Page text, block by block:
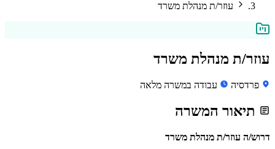
עוזר/ת מנהלת משרד
עוזר/ת מנהלת משרד
פרדסיה עבודה במשרה מלאה
תיאור המשרה
דרוש/ה עוזר/ת מנהלת משרד